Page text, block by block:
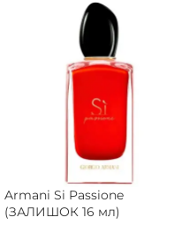
Armani Si Passione
(ЗАЛИШОК 16 мл)